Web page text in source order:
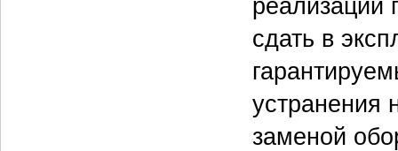
реализации
сдать в
устранения
заменой